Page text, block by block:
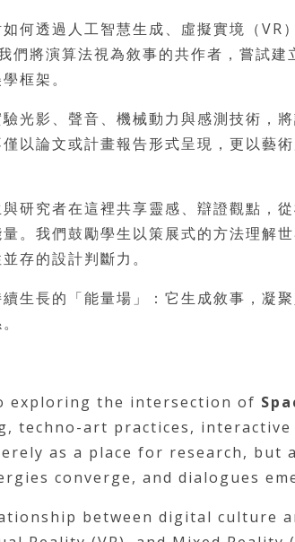
何透過人工智慧生成、虛擬實境（VR
們將演算法視為敘事的共作者，嘗試建
框架。
光影、聲音、機械動力與感測技術，
以論文或計畫報告形式呈現，更以藝術
研究者在這裡共享靈感、辯證觀點，
。我們鼓勵學生以策展式的方法理解
存的設計判斷力。
生長的「能量場」：它生成敘事，凝聚
exploring the intersection of
techno-art practices, interactive
as a place for research, but
converge, and dialogues
between digital culture